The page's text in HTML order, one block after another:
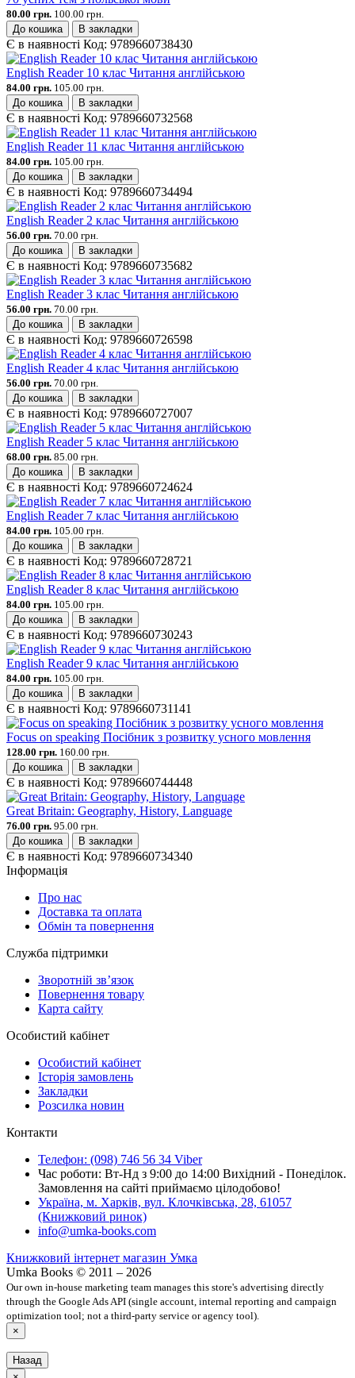
80.00 грн. 100.00 грн.
До кошика
В закладки
Є в наявності Код: 9789660738430
English Reader 10 клас Читання англійською
84.00 грн. 105.00 грн.
До кошика
В закладки
Є в наявності Код: 9789660732568
English Reader 11 клас Читання англійською
84.00 грн. 105.00 грн.
До кошика
В закладки
Є в наявності Код: 9789660734494
English Reader 2 клас Читання англійською
56.00 грн. 70.00 грн.
До кошика
В закладки
Є в наявності Код: 9789660735682
English Reader 3 клас Читання англійською
56.00 грн. 70.00 грн.
До кошика
В закладки
Є в наявності Код: 9789660726598
English Reader 4 клас Читання англійською
56.00 грн. 70.00 грн.
До кошика
В закладки
Є в наявності Код: 9789660727007
English Reader 5 клас Читання англійською
68.00 грн. 85.00 грн.
До кошика
В закладки
Є в наявності Код: 9789660724624
English Reader 7 клас Читання англійською
84.00 грн. 105.00 грн.
До кошика
В закладки
Є в наявності Код: 9789660728721
English Reader 8 клас Читання англійською
84.00 грн. 105.00 грн.
До кошика
В закладки
Є в наявності Код: 9789660730243
English Reader 9 клас Читання англійською
84.00 грн. 105.00 грн.
До кошика
В закладки
Є в наявності Код: 9789660731141
Focus on speaking Посібник з розвитку усного мовлення
128.00 грн. 160.00 грн.
До кошика
В закладки
Є в наявності Код: 9789660744448
Great Britain: Geography, History, Language
76.00 грн. 95.00 грн.
До кошика
В закладки
Є в наявності Код: 9789660734340
Інформація
Про нас
Доставка та оплата
Обмін та повернення
Служба підтримки
Зворотній зв’язок
Повернення товару
Карта сайту
Особистий кабінет
Особистий кабінет
Історія замовлень
Закладки
Розсилка новин
Контакти
Телефон: (098) 746 56 34 Viber
Час роботи: Вт-Нд з 9:00 до 14:00 Вихідний - Понеділок.
Замовлення на сайті приймаємо цілодобово!
Україна, м. Харків, вул. Клочківська, 28, 61057
(Книжковий ринок)
info@umka-books.com
Книжковий інтернет магазин Умка
Umka Books © 2011 – 2026
Our own in-house marketing team manages this store's advertising directly
through the Google Ads API (single account, internal reporting and campaign
optimization tool; not a third-party service or agency tool).
×
Назад